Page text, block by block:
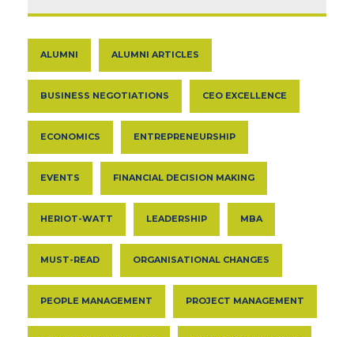
ALUMNI ALUMNI ARTICLES
BUSINESS NEGOTIATIONS CEO EXCELLENCE
ECONOMICS ENTREPRENEURSHIP
EVENTS FINANCIAL DECISION MAKING
HERIOT-WATT LEADERSHIP MBA
MUST-READ ORGANISATIONAL CHANGES
PEOPLE MANAGEMENT PROJECT MANAGEMENT